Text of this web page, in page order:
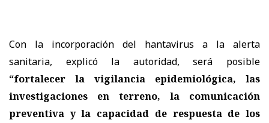
Con la incorporación del hantavirus a la alerta
sanitaria, explicó la autoridad, será posible
“fortalecer la vigilancia epidemiológica, las
investigaciones en terreno, la comunicación
preventiva y la capacidad de respuesta de los